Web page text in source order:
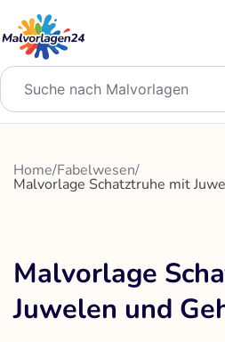
Inhalt
springen
Home/Fabelwesen/
Malvorlage Schatztruhe mit
Malvorlage
Juwelen und